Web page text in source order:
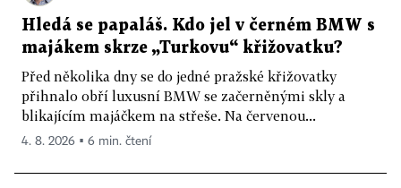
Hledá se papaláš. Kdo jel v černém BMW s
majákem skrze „Turkovu“ křižovatku?
Před několika dny se do jedné pražské křižovatky
přihnalo obří luxusní BMW se začerněnými skly a
blikajícím majáčkem na střeše. Na červenou...
4. 8. 2026 ▪ 6 min. čtení